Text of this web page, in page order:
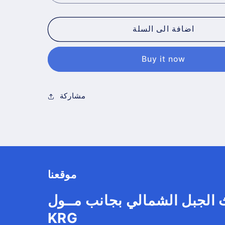
اضافة الى السلة
Buy it now
مشاركة
موقعنا
الجبل الشمالي بجانب مــول
KRG